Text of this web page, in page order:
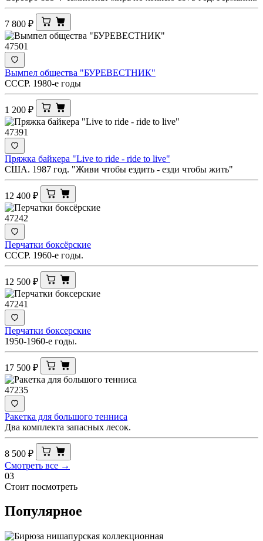
7 800 ₽
47501
Вымпел общества "БУРЕВЕСТНИК"
СССР. 1980-е годы
1 200 ₽
47391
Пряжка байкера "Live to ride - ride to live"
США. 1987 год. "Живи чтобы ездить - езди чтобы жить"
12 400 ₽
47242
Перчатки боксёрские
СССР. 1960-е годы.
12 500 ₽
47241
Перчатки боксерские
1950-1960-е годы.
17 500 ₽
47235
Ракетка для большого тенниса
Два комплекта запасных лесок.
8 500 ₽
Смотреть все →
03
Стоит посмотреть
Популярное